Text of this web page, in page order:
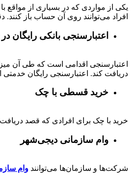
یکی از مواردی که در بسیاری از
افراد می‌توانند روی آن حساب باز
اعتبارسنجی بانکی رایگان
اعتبارسنجی اقدامی است که طی آن
دریافت کند. اعتبارسنجی رایگان
خرید قسطی با چک
خرید با چک برای افرادی که قصد
وام سازمانی دیجی‌شهر
شرکت‌ها و سازمان‌ها می‌توانند وام